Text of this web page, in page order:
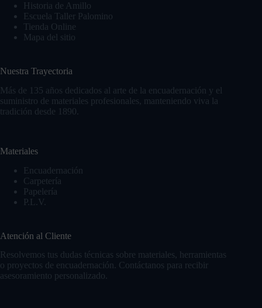
Historia de Amillo
Escuela Taller Palomino
Tienda Online
Mapa del sitio
Nuestra Trayectoria
Más de 135 años dedicados al arte de la encuadernación y el
suministro de materiales profesionales, manteniendo viva la
tradición desde 1890.
Materiales
Encuadernación
Carpetería
Papelería
P.L.V.
Atención al Cliente
Resolvemos tus dudas técnicas sobre materiales, herramientas
o proyectos de encuadernación. Contáctanos para recibir
asesoramiento personalizado.